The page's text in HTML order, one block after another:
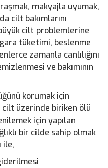
makyajla uyumak,
cilt bakımlarını
cilt problemlerine
tüketimi, beslenme
zamanla canlılığını
ve bakımının
korumak için
cilt üzerinde biriken ölü
için yapılan
bir cilde sahip olmak
ile,